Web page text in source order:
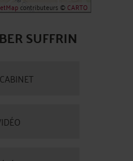
contributeurs ©CARTO
SUFFRIN